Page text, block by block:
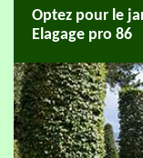
Optez pour le
Elagage pro 86